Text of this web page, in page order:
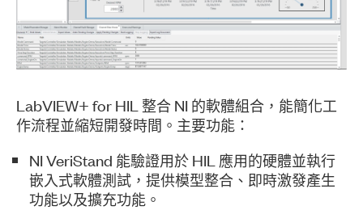
LabVIEW+ for HIL 整合 NI 的軟體組合，能簡化工
作流程並縮短開發時間。主要功能：
NI VeriStand 能驗證用於 HIL 應用的硬體並執行
嵌入式軟體測試，提供模型整合、即時激發產生
功能以及擴充功能。